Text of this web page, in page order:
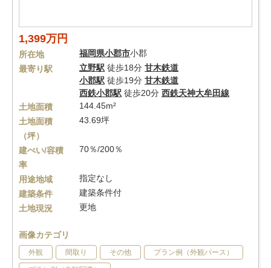
1,399万円
所在地 福岡県小郡市小郡
最寄り駅
立野駅 徒歩18分 甘木鉄道
小郡駅 徒歩19分 甘木鉄道
西鉄小郡駅 徒歩20分 西鉄天神大牟田線
土地面積
144.45m²
土地面積
（坪）
43.69坪
建ぺい/容積
率
70％/200％
用途地域
指定なし
建築条件
建築条件付
土地現況
更地
画像カテゴリ
外観 間取り その他 プラン例（外観パース）